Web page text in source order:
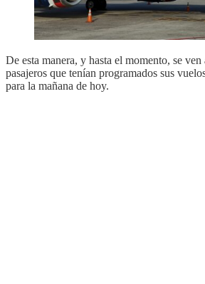
De esta manera, y hasta el momento, se
pasajeros que tenían programados sus
para la mañana de hoy.